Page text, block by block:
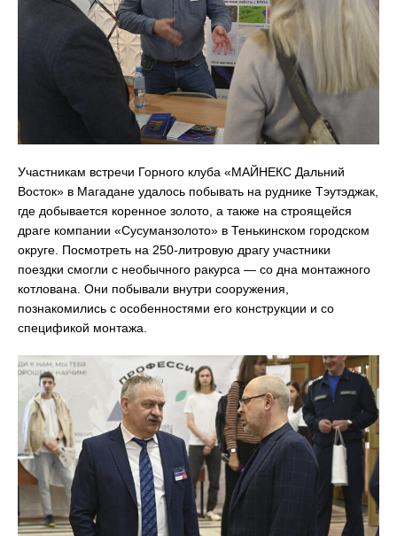
Участникам встречи Горного клуба «МАЙНЕКС Дальний
Восток» в Магадане удалось побывать на руднике Тэутэджак,
где добывается коренное золото, а также на строящейся
драге компании «Сусуманзолото» в Тенькинском городском
округе. Посмотреть на 250-литровую драгу участники
поездки смогли с необычного ракурса — со дна монтажного
котлована. Они побывали внутри сооружения,
познакомились с особенностями его конструкции и со
спецификой монтажа.